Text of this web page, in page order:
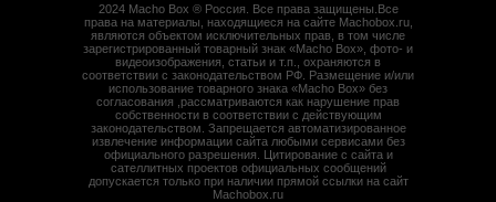
2024 Macho Box ® Россия. Все права защищены.Все
права на материалы, находящиеся на сайте Machobox.ru,
являются объектом исключительных прав, в том числе
зарегистрированный товарный знак «Macho Box», фото- и
видеоизображения, статьи и т.п., охраняются в
соответствии с законодательством РФ. Размещение и/или
использование товарного знака «Macho Box» без
согласования ,рассматриваются как нарушение прав
собственности в соответствии с действующим
законодательством. Запрещается автоматизированное
извлечение информации сайта любыми сервисами без
официального разрешения. Цитирование с сайта и
сателлитных проектов официальных сообщений
допускается только при наличии прямой ссылки на сайт
Machobox.ru